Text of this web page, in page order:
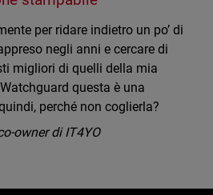
per ridare indietro un po’ di
negli anni e cercare di
migliori di quelli della mia
questa è una
perché non coglierla?
owner di IT4YO